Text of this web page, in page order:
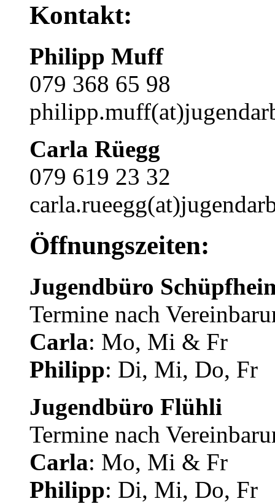
Kontakt:
Philipp Muff
079 368 65 98
Carla Rüegg
079 619 23 32
Öffnungszeiten:
Jugendbüro
Termine nach
Carla: Mo, Mi & Fr
Philipp: Di, Mi, Do, Fr
Jugendbüro Flühli
Termine nach
Carla: Mo, Mi & Fr
Philipp: Di, Mi, Do, Fr